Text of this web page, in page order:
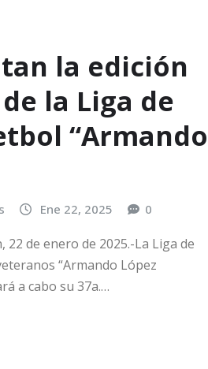
la edición
la Liga de
“Armando
Ene 22, 2025 0
22 de enero de 2025.-La Liga de
“Armando López
a cabo su 37a.…